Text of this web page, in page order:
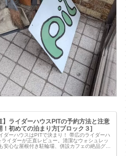
】ライダーハウスPITの予約方法と注意
！初めての泊まり方[ブロック３]
ダーハウスはPITで決まり！ 帯広のライダーハ
ライダーが正直レビュー。清潔なウォシュレッ
安心な屋根付き駐輪場、併設カフェの絶品グル